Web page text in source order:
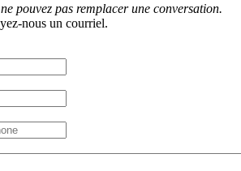
pouvez pas remplacer une conversation.
nous un courriel.